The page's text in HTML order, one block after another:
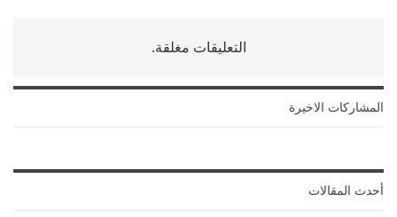
التعليقات مغلقة.
المشاركات الاخيرة
أحدث المقالات